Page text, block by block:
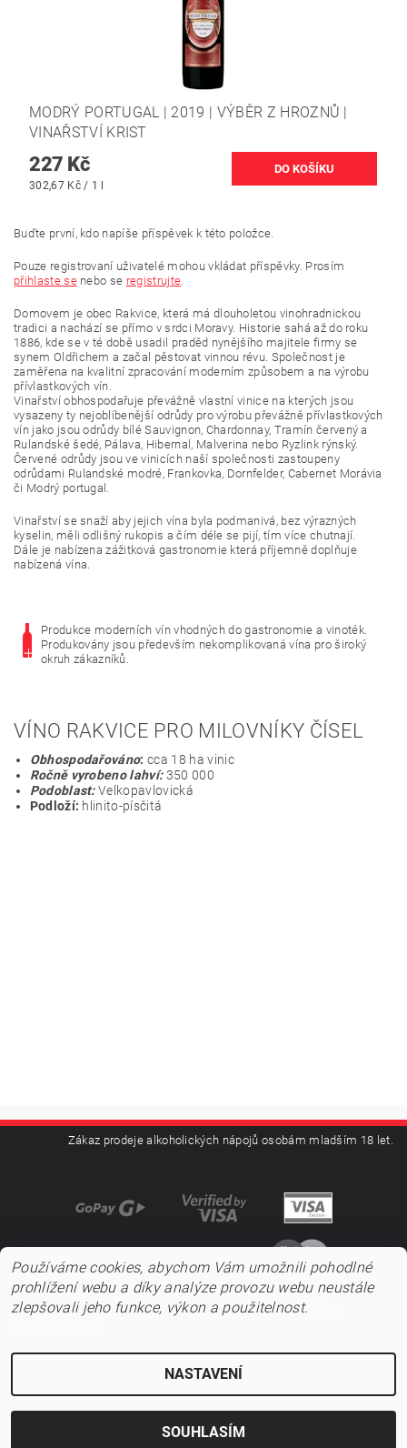
MODRÝ PORTUGAL | 2019 | VÝBĚR Z HROZNŮ |
VINAŘSTVÍ KRIST
227 Kč
302,67 Kč / 1 l
Buďte první, kdo napíše příspěvek k této položce.
Pouze registrovaní uživatelé mohou vkládat příspěvky. Prosím
přihlaste senebo se registrujte.
Domovem je obec Rakvice, která má dlouholetou vinohradnickou
tradici a nachází se přímo v srdci Moravy. Historie sahá až do roku
1886, kde se v té době usadil praděd nynějšího majitele firmy se
synem Oldřichem a začal pěstovat vinnou révu. Společnost je
zaměřena na kvalitní zpracování moderním způsobem a na výrobu
přívlastkových vín.
Vinařství obhospodařuje převážně vlastní vinice na kterých jsou
vysazeny ty nejoblíbenější odrůdy pro výrobu převážně přívlastkových
vín jako jsou odrůdy bílé Sauvignon, Chardonnay, Tramín červený a
Rulandské šedé, Pálava, Hibernal, Malverina nebo Ryzlink rýnský.
Červené odrůdy jsou ve vinicích naší společnosti zastoupeny
odrůdami Rulandské modré, Frankovka, Dornfelder, Cabernet Morávia
či Modrý portugal.
Vinařství se snaží aby jejich vína byla podmanivá, bez výrazných
kyselin, měli odlišný rukopis a čím déle se pijí, tím více chutnají.
Dále je nabízena zážitková gastronomie která příjemně doplňuje
nabízená vína.
Produkce moderních vín vhodných do gastronomie a vinoték.
Produkovány jsou především nekomplikovaná vína pro široký
okruh zákazníků.
VÍNO RAKVICE PRO MILOVNÍKY ČÍSEL
Obhospodařováno: cca 18 ha vinic
Ročně vyrobeno lahví:350 000
Podoblast:Velkopavlovická
Podloží: hlinito-písčitá
Zákaz prodeje alkoholických nápojů osobám mladším 18 let.
2026 ©Pojďnavíno.cz, všechna práva vyhrazena
Vytvořil Shoptet
Používáme cookies, abychom Vám umožnili pohodlné
prohlížení webu a díky analýze provozu webu neustále
zlepšovali jeho funkce, výkon a použitelnost.
NASTAVENÍ
SOUHLASÍM